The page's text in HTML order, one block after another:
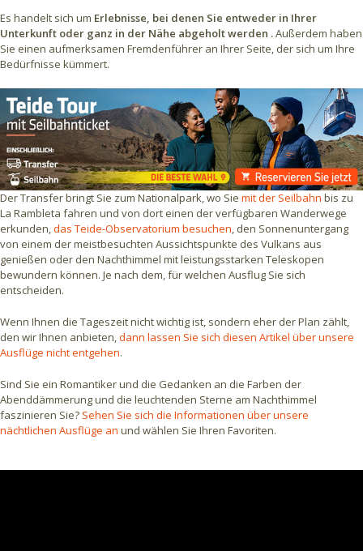
Es handelt sich um Erlebnisse, bei denen Sie entweder in Ihrer
Unterkunft oder ganz in der Nähe abgeholt werden .Außerdem haben
Sie einen aufmerksamen Fremdenführer an Ihrer Seite, der sich um Ihre
Bedürfnisse kümmert.
Der Transfer bringt Sie zum Nationalpark, wo Sie mit der Seilbahn bis zu
La Rambleta fahren und von dort einen der verfügbaren Wanderwege
erkunden,das Teide-Observatorium besuchen, den Sonnenuntergang
von einem der meistbesuchten Aussichtspunkte des Vulkans aus
genießen oder den Nachthimmel mit leistungsstarken Teleskopen
bewundern können. Je nach dem, für welchen Ausflug Sie sich
entscheiden.
Wenn Ihnen die Tageszeit nicht wichtig ist, sondern eher der Plan zählt,
den wir Ihnen anbieten,dann lassen Sie sich diesen Artikel über unsere
Ausflüge nicht entgehen.
Sind Sie ein Romantiker und die Gedanken an die Farben der
Abenddämmerung und die leuchtenden Sterne am Nachthimmel
faszinieren Sie? Sehen Sie sich die Informationen über unsere
nächtlichen Ausflüge an und wählen Sie Ihren Favoriten.